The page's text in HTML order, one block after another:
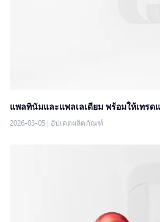
แพลทินัมและแพลเลเดียม พร้อมให้เทรด
2026-03-05 | อัปเดตผลิตภัณฑ์